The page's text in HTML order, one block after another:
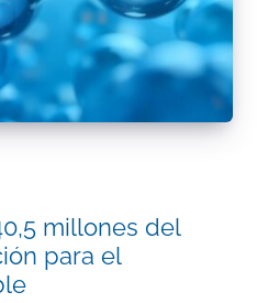
millones del
para el